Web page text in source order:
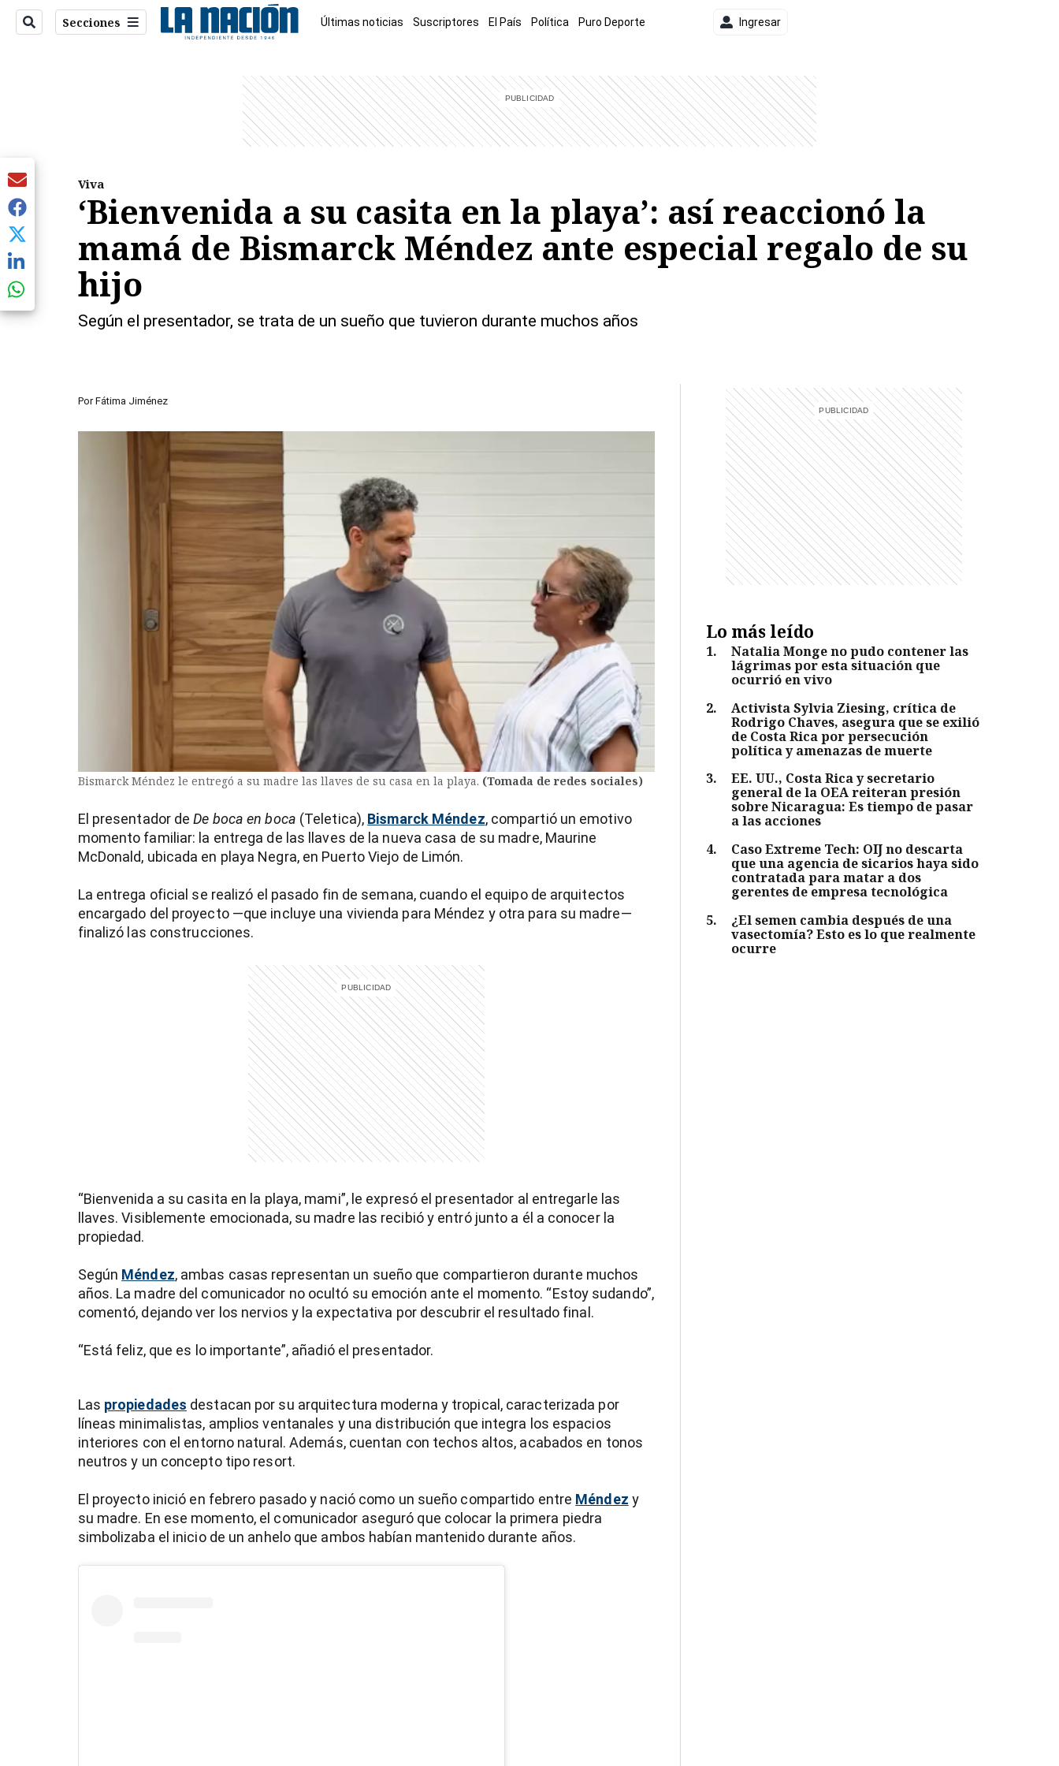
Secciones Últimas noticias Suscriptores El País Política Puro Deporte Ingresar
Viva
‘Bienvenida a su casita en la playa’: así reaccionó la
mamá de Bismarck Méndez ante especial regalo de su
hijo
Según el presentador, se trata de un sueño que tuvieron durante muchos años
Por Fátima Jiménez
Bismarck Méndez le entregó a su madre las llaves de su casa en la playa. (Tomada de redes sociales)
El presentador deDe boca en boca (Teletica), Bismarck Méndez, compartió un emotivo
momento familiar: la entrega de las llaves de la nueva casa de su madre, Maurine
McDonald, ubicada en playa Negra, en Puerto Viejo de Limón.
La entrega oficial se realizó el pasado fin de semana, cuando el equipo de arquitectos
encargado del proyecto —que incluye una vivienda para Méndez y otra para su madre—
finalizó las construcciones.
“Bienvenida a su casita en la playa, mami”, le expresó el presentador al entregarle las
llaves. Visiblemente emocionada, su madre las recibió y entró junto a él a conocer la
propiedad.
Según Méndez, ambas casas representan un sueño que compartieron durante muchos
años. La madre del comunicador no ocultó su emoción ante el momento. “Estoy sudando”,
comentó, dejando ver los nervios y la expectativa por descubrir el resultado final.
“Está feliz, que es lo importante”, añadió el presentador.
Las propiedades destacan por su arquitectura moderna y tropical, caracterizada por
líneas minimalistas, amplios ventanales y una distribución que integra los espacios
interiores con el entorno natural. Además, cuentan con techos altos, acabados en tonos
neutros y un concepto tipo resort.
El proyecto inició en febrero pasado y nació como un sueño compartido entre Méndez y
su madre. En ese momento, el comunicador aseguró que colocar la primera piedra
simbolizaba el inicio de un anhelo que ambos habían mantenido durante años.
Lo más leído
1.
Natalia Monge no pudo contener las
lágrimas por esta situación que
ocurrió en vivo
2.
Activista Sylvia Ziesing, crítica de
Rodrigo Chaves, asegura que se exilió
de Costa Rica por persecución
política y amenazas de muerte
3.
EE. UU., Costa Rica y secretario
general de la OEA reiteran presión
sobre Nicaragua: Es tiempo de pasar
a las acciones
4.
Caso Extreme Tech: OIJ no descarta
que una agencia de sicarios haya sido
contratada para matar a dos
gerentes de empresa tecnológica
5.
¿El semen cambia después de una
vasectomía? Esto es lo que realmente
ocurre